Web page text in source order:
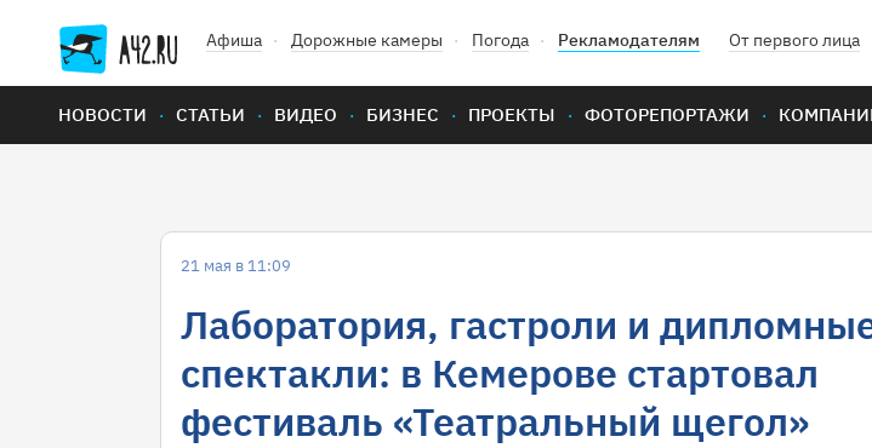
Афиша Дорожные камеры Погода Рекламодателям От первого лица
НОВОСТИ СТАТЬИ ВИДЕО БИЗНЕС ПРОЕКТЫ ФОТОРЕПОРТАЖИ
21 мая в 11:09
Лаборатория, гастроли и
спектакли: в Кемерове стартовал
фестиваль «Театральный щегол»